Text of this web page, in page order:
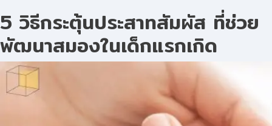
5 วิธีกระตุ้นประสาทสัมผัส ที่ช่วย
พัฒนาสมองในเด็กแรกเกิด